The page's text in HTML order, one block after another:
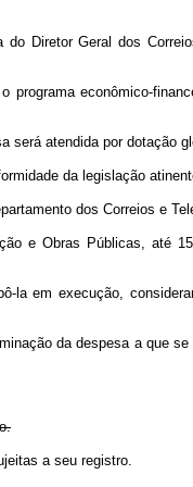
Diretor Geral dos
econômico-
será atendida por dotação
da legislação
dos Correios e
e Obras Públicas, até
la em execução,
da despesa a que
sujeitas a seu